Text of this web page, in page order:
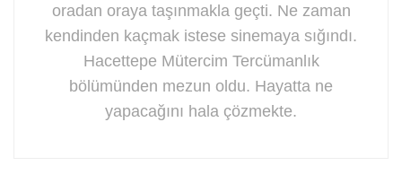
oradan oraya taşınmakla geçti. Ne zaman
kendinden kaçmak istese sinemaya sığındı.
Hacettepe Mütercim Tercümanlık
bölümünden mezun oldu. Hayatta ne
yapacağını hala çözmekte.